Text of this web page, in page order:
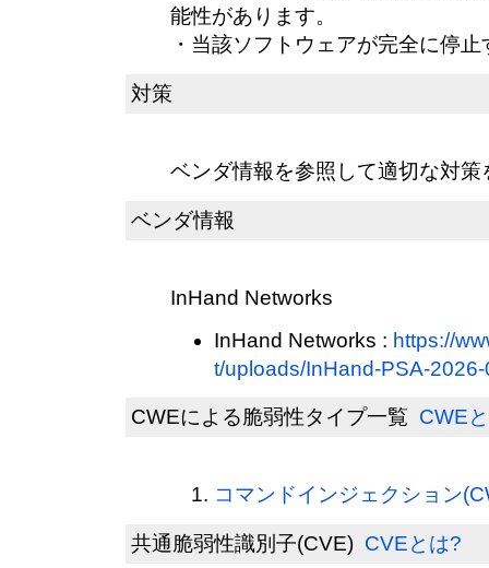
能性があります。
・当該ソフトウェアが完全に停
対策
ベンダ情報を参照して適切な対
ベンダ情報
InHand Networks
InHand Networks : https://
t/uploads/InHand-PSA-
CWEによる脆弱性タイプ一覧 CWE
コマンドインジェクション
共通脆弱性識別子(CVE) CVEとは?